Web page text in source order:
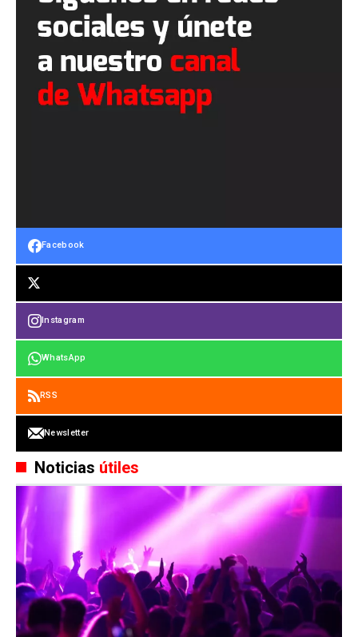
Facebook
Instagram
WhatsApp
RSS
Newsletter
Noticias útiles